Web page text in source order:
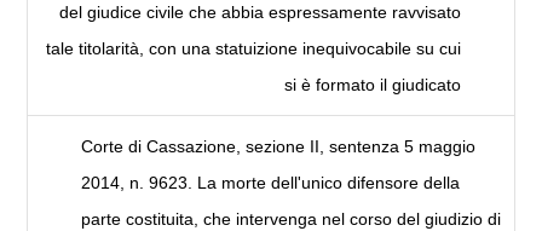
del giudice civile che abbia espressamente ravvisato
tale titolarità, con una statuizione inequivocabile su cui
si è formato il giudicato
Corte di Cassazione, sezione II, sentenza 5 maggio
2014, n. 9623. La morte dell'unico difensore della
parte costituita, che intervenga nel corso del giudizio di